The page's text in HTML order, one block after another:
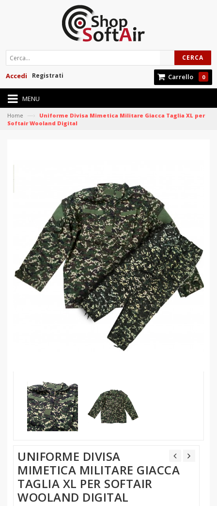
CERCA
Carrello 0
Registrati
Accedi
MENU
Home —›
Uniforme Divisa Mimetica Militare Giacca Taglia XL per
Softair Wooland Digital
UNIFORME DIVISA
MIMETICA MILITARE GIACCA
TAGLIA XL PER SOFTAIR
WOOLAND DIGITAL